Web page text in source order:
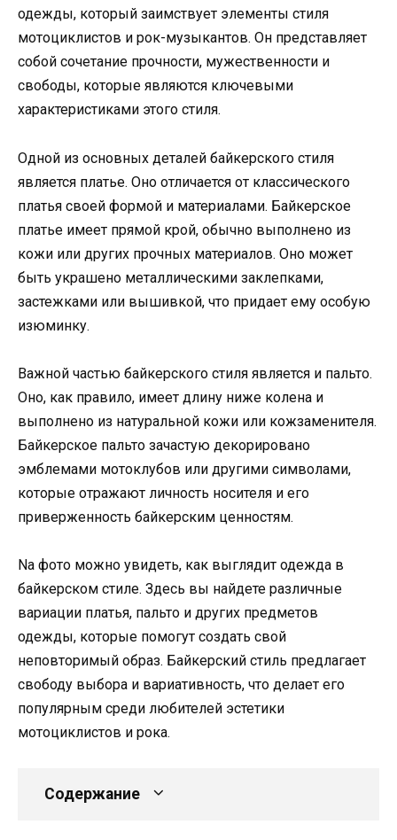
одежды, который заимствует элементы стиля
мотоциклистов и рок-музыкантов. Он представляет
собой сочетание прочности, мужественности и
свободы, которые являются ключевыми
характеристиками этого стиля.
Одной из основных деталей байкерского стиля
является платье. Оно отличается от классического
платья своей формой и материалами. Байкерское
платье имеет прямой крой, обычно выполнено из
кожи или других прочных материалов. Оно может
быть украшено металлическими заклепками,
застежками или вышивкой, что придает ему особую
изюминку.
Важной частью байкерского стиля является и пальто.
Оно, как правило, имеет длину ниже колена и
выполнено из натуральной кожи или кожзаменителя.
Байкерское пальто зачастую декорировано
эмблемами мотоклубов или другими символами,
которые отражают личность носителя и его
приверженность байкерским ценностям.
Na фото можно увидеть, как выглядит одежда в
байкерском стиле. Здесь вы найдете различные
вариации платья, пальто и других предметов
одежды, которые помогут создать свой
неповторимый образ. Байкерский стиль предлагает
свободу выбора и вариативность, что делает его
популярным среди любителей эстетики
мотоциклистов и рока.
Содержание